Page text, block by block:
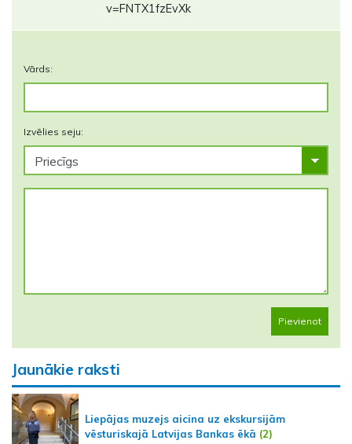
v=FNTX1fzEvXk
Vārds:
Izvēlies seju:
Pievienot
Jaunākie raksti
Liepājas muzejs aicina uz ekskursijām
vēsturiskajā Latvijas Bankas ēkā (2)